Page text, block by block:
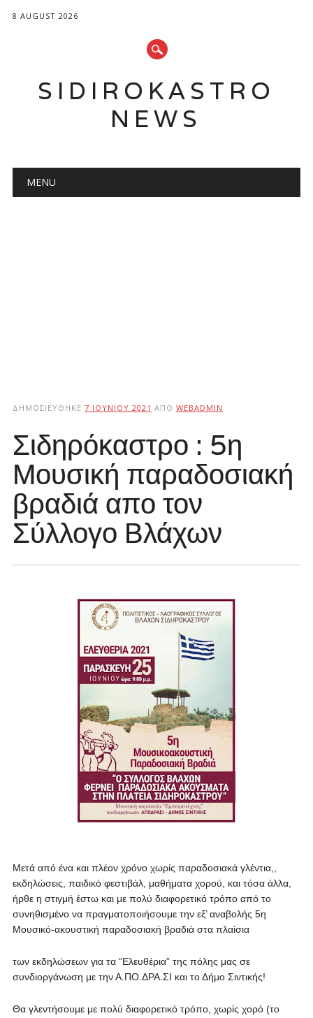
8 AUGUST 2026
SIDIROKASTRO
NEWS
Main menu
MENU
ΔΗΜΟΣΙΕΎΘΗΚΕ 7 ΙΟΥΝΊΟΥ 2021 ΑΠΌ WEBADMIN
Σιδηρόκαστρο : 5η
Μουσική παραδοσιακή
βραδιά απο τον
Σύλλογο Βλάχων
Μετά από ένα και πλέον χρόνο χωρίς παραδοσιακά γλέντια,,
εκδηλώσεις, παιδικό φεστιβάλ, μαθήματα χορού, και τόσα άλλα,
ήρθε η στιγμή έστω και με πολύ διαφορετικό τρόπο από το
συνηθισμένο να πραγματοποιήσουμε την εξ’ αναβολής 5η
Μουσικό-ακουστική παραδοσιακή βραδιά στα πλαίσια
των εκδηλώσεων για τα “Ελευθέρια” της πόλης μας σε
συνδιοργάνωση με την Α.ΠΟ.ΔΡΑ.ΣΙ και το Δήμο Σιντικής!
Θα γλεντήσουμε με πολύ διαφορετικό τρόπο, χωρίς χορό (το